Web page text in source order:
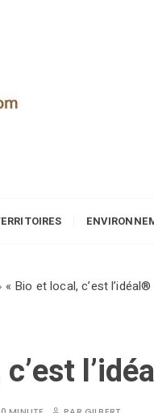
« Bio et local, c’est